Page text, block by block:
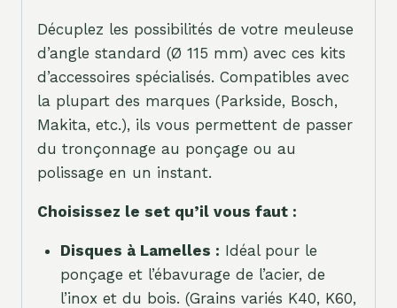
Décuplez les possibilités de votre meuleuse
d’angle standard (Ø 115 mm) avec ces kits
d’accessoires spécialisés. Compatibles avec
la plupart des marques (Parkside, Bosch,
Makita, etc.), ils vous permettent de passer
du tronçonnage au ponçage ou au
polissage en un instant.
Choisissez le set qu’il vous faut :
Disques à Lamelles : Idéal pour le
ponçage et l’ébavurage de l’acier, de
l’inox et du bois. (Grains variés K40, K60,